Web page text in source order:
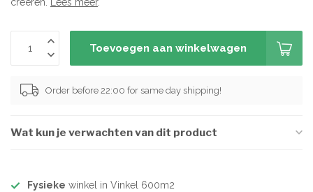
creëren. Lees meer.
Toevoegen aan winkelwagen
Order before 22:00 for same day shipping!
Wat kun je verwachten van dit product
Fysieke winkel in Vinkel 600m2